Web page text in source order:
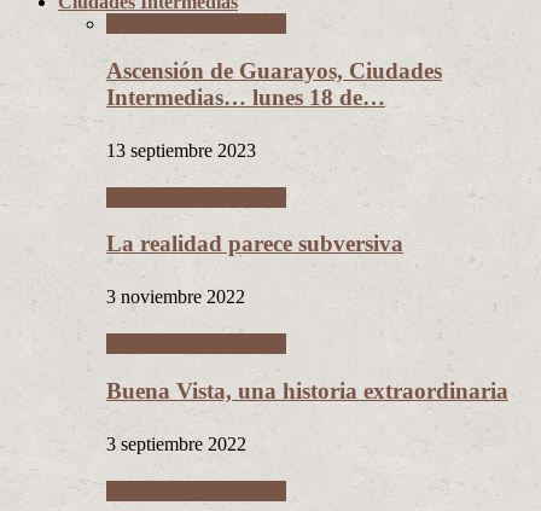
Ascensión de Guarayos, Ciudades
Intermedias… lunes 18 de…
13 septiembre 2023
La realidad parece subversiva
3 noviembre 2022
Buena Vista, una historia extraordinaria
3 septiembre 2022